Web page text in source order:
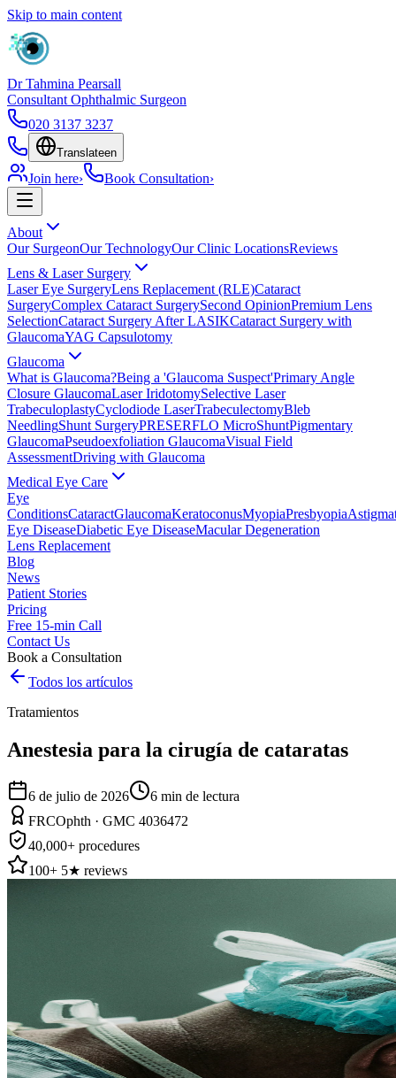
Skip to main content
Dr Tahmina Pearsall
Consultant Ophthalmic Surgeon
020 3137 3237
Translateen
Join here› Book Consultation›
About
Our SurgeonOur TechnologyOur Clinic LocationsReviews
Lens & Laser Surgery
Laser Eye SurgeryLens Replacement (RLE)Cataract
SurgeryComplex Cataract SurgerySecond OpinionPremium Lens
SelectionCataract Surgery After LASIKCataract Surgery with
GlaucomaYAG Capsulotomy
Glaucoma
What is Glaucoma?Being a 'Glaucoma Suspect'Primary Angle
Closure GlaucomaLaser IridotomySelective Laser
TrabeculoplastyCyclodiode LaserTrabeculectomyBleb
NeedlingShunt SurgeryPRESERFLO MicroShuntPigmentary
GlaucomaPseudoexfoliation GlaucomaVisual Field
AssessmentDriving with Glaucoma
Medical Eye Care
Eye
ConditionsCataractGlaucomaKeratoconusMyopiaPresbyopia
Eye DiseaseDiabetic Eye DiseaseMacular Degeneration
Lens Replacement
Blog
News
Patient Stories
Pricing
Free 15-min Call
Contact Us
Book a Consultation
Todos los artículos
Tratamientos
Anestesia para la cirugía de cataratas
6 de julio de 2026 6 min de lectura
FRCOphth · GMC 4036472
40,000+ procedures
100+ 5★ reviews